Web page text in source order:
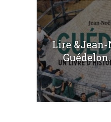
Lire